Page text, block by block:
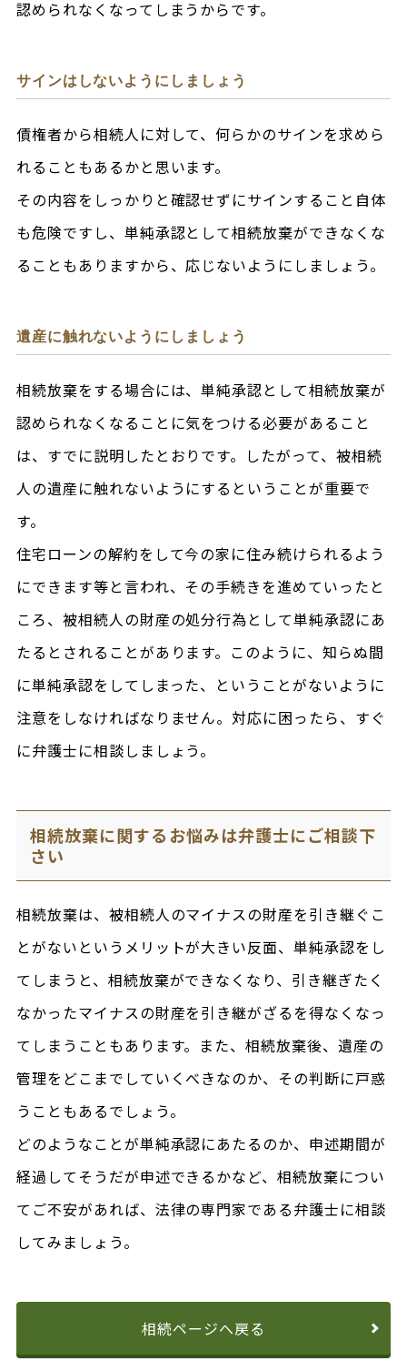
認められなくなってしまうからです。
サインはしないようにしましょう
債権者から相続人に対して、何らかのサインを求めら
れることもあるかと思います。
その内容をしっかりと確認せずにサインすること自体
も危険ですし、単純承認として相続放棄ができなくな
ることもありますから、応じないようにしましょう。
遺産に触れないようにしましょう
相続放棄をする場合には、単純承認として相続放棄が
認められなくなることに気をつける必要があること
は、すでに説明したとおりです。したがって、被相続
人の遺産に触れないようにするということが重要で
す。
住宅ローンの解約をして今の家に住み続けられるよう
にできます等と言われ、その手続きを進めていったと
ころ、被相続人の財産の処分行為として単純承認にあ
たるとされることがあります。このように、知らぬ間
に単純承認をしてしまった、ということがないように
注意をしなければなりません。対応に困ったら、すぐ
に弁護士に相談しましょう。
相続放棄に関するお悩みは弁護士にご相談下
さい
相続放棄は、被相続人のマイナスの財産を引き継ぐこ
とがないというメリットが大きい反面、単純承認をし
てしまうと、相続放棄ができなくなり、引き継ぎたく
なかったマイナスの財産を引き継がざるを得なくなっ
てしまうこともあります。また、相続放棄後、遺産の
管理をどこまでしていくべきなのか、その判断に戸惑
うこともあるでしょう。
どのようなことが単純承認にあたるのか、申述期間が
経過してそうだが申述できるかなど、相続放棄につい
てご不安があれば、法律の専門家である弁護士に相談
してみましょう。
相続ページへ戻る